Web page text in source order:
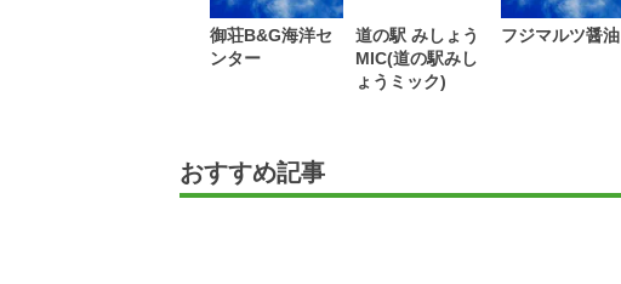
御荘B&G海洋セ
ンター
道の駅 みしょう
MIC(道の駅みし
ょうミック)
フジマルツ醤油
おすすめ記事